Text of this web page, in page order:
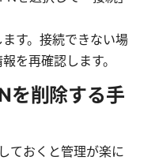
す。接続できない場
を再確認します。
を削除する手
ておくと管理が楽に